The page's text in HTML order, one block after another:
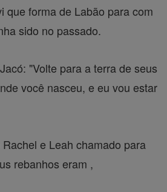
que forma de Labão para com
sido no passado.
"Volte para a terra de seus
você nasceu, e eu vou estar
e Leah chamado para
rebanhos eram ,